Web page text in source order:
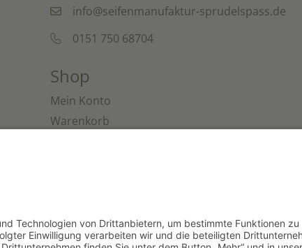
info@seifenmanufaktur-sprudelspass.de
0151 750 68704
Shop
Mein Konto
Warenkorb
© 2026 Seifenmanufaktur Sprudelspass • Webdesign & Service